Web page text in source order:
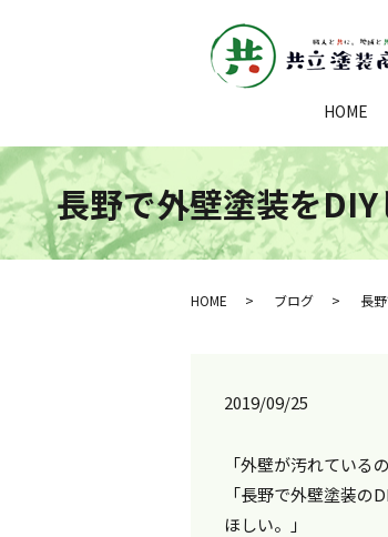
HOME
長野で外壁塗装を
HOME ブログ 長
2019/09/25
「外壁が汚れている
「長野で外壁塗装の
ほしい。」